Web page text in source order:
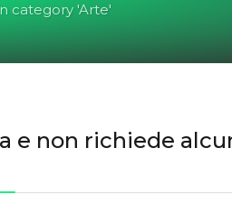
category 'Arte'
e non richiede